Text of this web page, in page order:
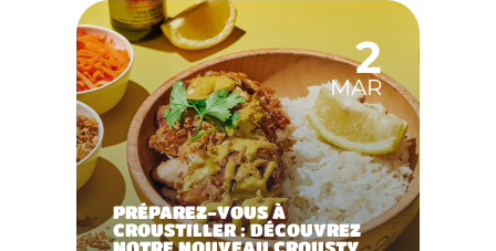
2
MAR
PRÉPAREZ-VOUS À
CROUSTILLER : DÉCOUVREZ
NOTRE NOUVEAU CROUSTY